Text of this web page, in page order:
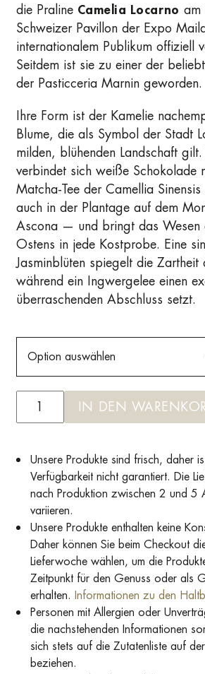
die Praline Camelia Locarno am
Schweizer Pavillon der Expo
internationalem Publikum offiziell
Seitdem ist sie zu einer der
der Pasticceria Marnin geworden.
Ihre Form ist der Kamelie
Blume, die als Symbol der Stadt
milden, blühenden Landschaft
verbindet sich weiße Schokolade
Matcha-Tee der Camellia Sinensis
auch in der Plantage auf dem
Ascona — und bringt das Wesen
Ostens in jede Kostprobe. Eine
Jasminblüten spiegelt die Zartheit
während ein Ingwergelee einen
überraschenden Abschluss setzt.
Option auswählen
IN DEN
Unsere Produkte sind frisch, daher
Verfügbarkeit nicht garantiert. Die
nach Produktion zwischen 2 und 5
variieren.
Unsere Produkte enthalten keine
Daher können Sie beim Checkout
Lieferwoche wählen, um die
Zeitpunkt für den Genuss oder als
erhalten. Informationen zu den
Personen mit Allergien oder
die nachstehenden Informationen
sich stets auf die Zutatenliste auf
beziehen.